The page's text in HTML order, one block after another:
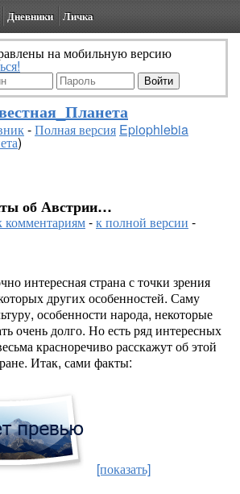
Дневники Личка
на мобильную версию
-Полная версия Epiophlebia
)
об Австрии…
комментариям-к полной версии -
интересная страна с точки зрения
других особенностей. Саму
особенности народа, некоторые
очень долго. Но есть ряд интересных
красноречиво расскажут об этой
Итак, сами факты:
[показать]